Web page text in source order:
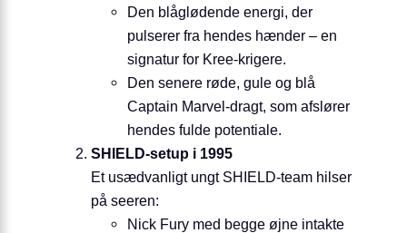
Den blåglødende energi, der
pulserer fra hendes hænder – en
signatur for Kree-krigere.
Den senere røde, gule og blå
Captain Marvel-dragt, som afslører
hendes fulde potentiale.
SHIELD-setup i 1995
Et usædvanligt ungt SHIELD-team hilser
på seeren:
Nick Fury med begge øjne intakte